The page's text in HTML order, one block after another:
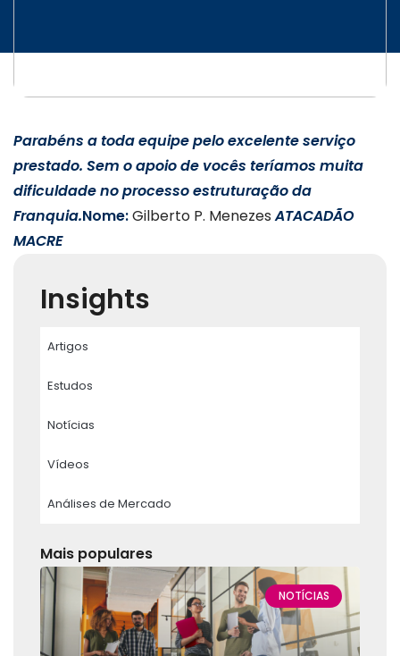
Parabéns a toda equipe pelo excelente serviço
prestado. Sem o apoio de vocês teríamos muita
dificuldade no processo estruturação da
Franquia.Nome:Gilberto P. MenezesATACADÃO
MACRE
Insights
Artigos
Estudos
Notícias
Vídeos
Análises de Mercado
Mais populares
NOTÍCIAS